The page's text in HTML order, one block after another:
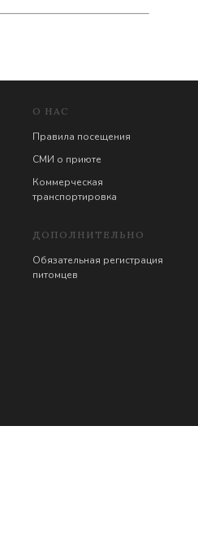
О НАС
Правила посещения
СМИ о приюте
Коммерческая
транспортировка
ДОПОЛНИТЕЛЬНО
Обязательная регистрация
питомцев